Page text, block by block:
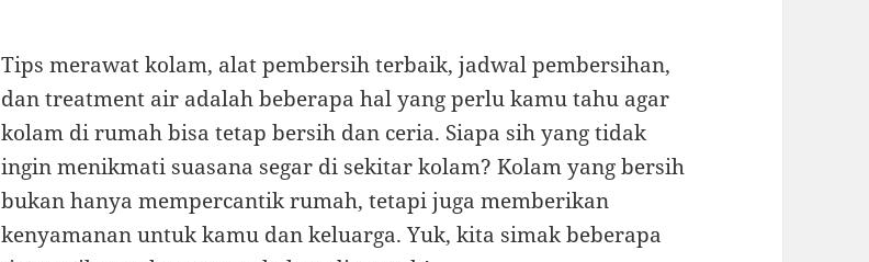
Tips merawat kolam, alat pembersih terbaik, jadwal pembersihan,
dan treatment air adalah beberapa hal yang perlu kamu tahu agar
kolam di rumah bisa tetap bersih dan ceria. Siapa sih yang tidak
ingin menikmati suasana segar di sekitar kolam? Kolam yang bersih
bukan hanya mempercantik rumah, tetapi juga memberikan
kenyamanan untuk kamu dan keluarga. Yuk, kita simak beberapa